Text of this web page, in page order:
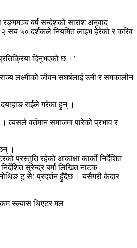
रङ्गमञ्च बर्ष सन्देशको सारांश अनुवाद
सय ५० दर्शकले नियमित लाइभ हेरेको र करिव
दिनुभएको छ ।’
लक्ष्मीको जीवन संघर्षलाई उनी र समकालीन
राईले गरेका हुन् ।
त्यसले वर्तमान समाजमा पारेको प्रभाव र
।
प्रस्तुति रहेको आकांक्षा कार्की निर्देशित
सुरेन्द्र बर्मा लिखित नाटक
टु से’ प्रदर्शन हुँदैछ । यसैगरी केदार
स्ल्यास थिएटर मल